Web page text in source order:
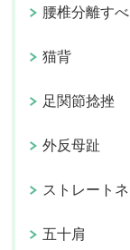
腰椎分離す
猫背
足関節捻挫
外反母趾
ストレート
五十肩